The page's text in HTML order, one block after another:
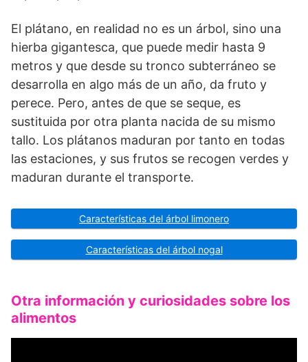
El plátano, en realidad no es un ár­bol, sino una
hierba gigantesca, que puede medir hasta 9
metros y que desde su tronco subterráneo se
de­sarrolla en algo más de un año, da fruto y
perece. Pero, antes de que se seque, es
sustituida por otra planta nacida de su mismo
tallo. Los plátanos maduran por tanto en to­das
las estaciones, y sus frutos se recogen verdes y
maduran durante el transporte.
Características del árbol limonero
Características del árbol nogal
Otra información y curiosidades sobre los
alimentos